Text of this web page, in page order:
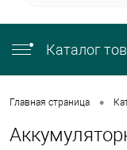
Каталог
Главная страница •